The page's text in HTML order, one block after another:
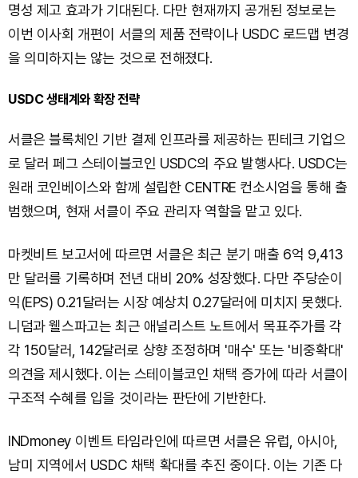
명성 제고 효과가 기대된다. 다만 현재까지 공개된 정보로는
이번 이사회 개편이 서클의 제품 전략이나 USDC 로드맵 변경
을 의미하지는 않는 것으로 전해졌다.
USDC 생태계와 확장 전략
서클은 블록체인 기반 결제 인프라를 제공하는 핀테크 기업으
로 달러 페그 스테이블코인 USDC의 주요 발행사다. USDC는
원래 코인베이스와 함께 설립한 CENTRE 컨소시엄을 통해 출
범했으며, 현재 서클이 주요 관리자 역할을 맡고 있다.
마켓비트 보고서에 따르면 서클은 최근 분기 매출 6억 9,413
만 달러를 기록하며 전년 대비 20% 성장했다. 다만 주당순이
익(EPS) 0.21달러는 시장 예상치 0.27달러에 미치지 못했다.
니덤과 웰스파고는 최근 애널리스트 노트에서 목표주가를 각
각 150달러, 142달러로 상향 조정하며 '매수' 또는 '비중확대'
의견을 제시했다. 이는 스테이블코인 채택 증가에 따라 서클이
구조적 수혜를 입을 것이라는 판단에 기반한다.
INDmoney 이벤트 타임라인에 따르면 서클은 유럽, 아시아,
남미 지역에서 USDC 채택 확대를 추진 중이다. 이는 기존 다